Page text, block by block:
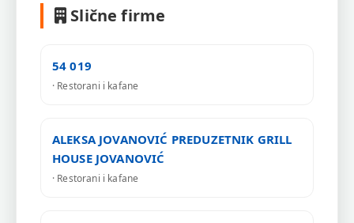
Slične firme
54 019
· Restorani i kafane
ALEKSA JOVANOVIĆ PREDUZETNIK GRILL
HOUSE JOVANOVIĆ
· Restorani i kafane